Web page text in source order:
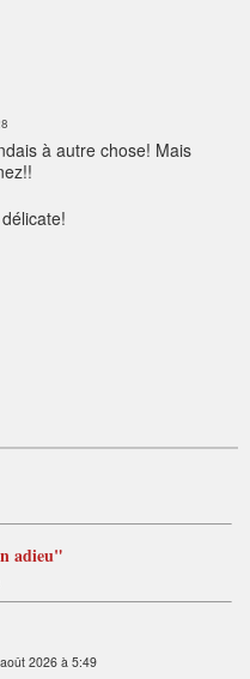
à autre chose! Mais
adieu"
2026 à 5:49